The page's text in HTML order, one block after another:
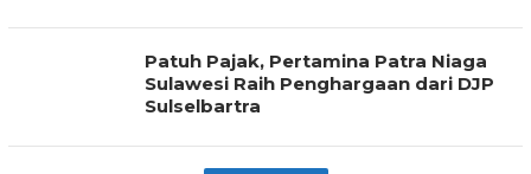
Patuh Pajak, Pertamina Patra Niaga
Sulawesi Raih Penghargaan dari DJP
Sulselbartra